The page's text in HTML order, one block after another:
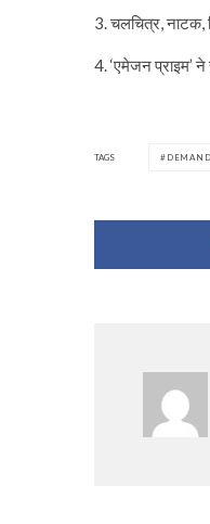
3. चलचित्र, नाटक,
4. ‘एमेजन प्राइम’ ने
TAGS